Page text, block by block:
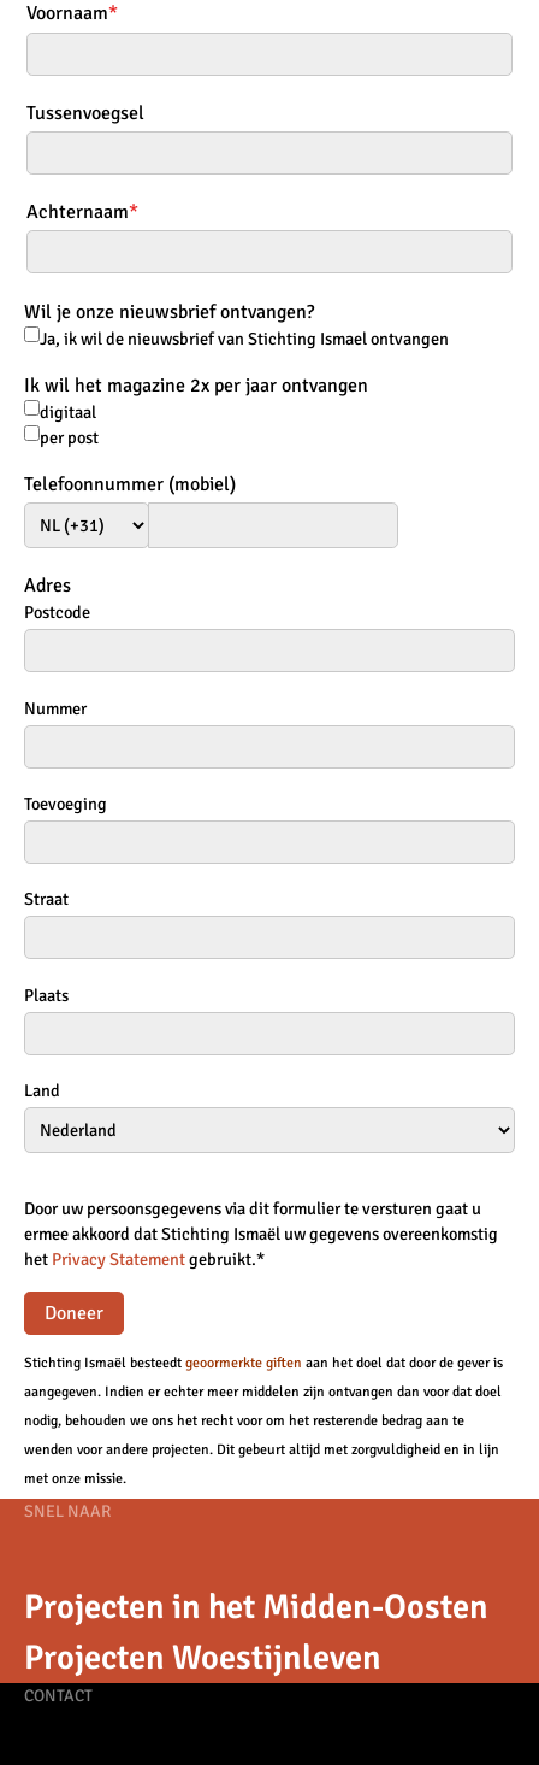
Voornaam*
Tussenvoegsel
Achternaam*
Wil je onze nieuwsbrief ontvangen?
Ja, ik wil de nieuwsbrief van Stichting Ismael ontvangen
Ik wil het magazine 2x per jaar ontvangen
digitaal
per post
Telefoonnummer (mobiel)
Adres
Postcode
Nummer
Toevoeging
Straat
Plaats
Land
Door uw persoonsgegevens via dit formulier te versturen gaat u
ermee akkoord dat Stichting Ismaël uw gegevens overeenkomstig
het Privacy Statementgebruikt.*
Doneer
Stichting Ismaël besteedt geoormerkte giften aan het doel dat door de gever is
aangegeven. Indien er echter meer middelen zijn ontvangen dan voor dat doel
nodig, behouden we ons het recht voor om het resterende bedrag aan te
wenden voor andere projecten. Dit gebeurt altijd met zorgvuldigheid en in lijn
met onze missie.
Footer
SNEL NAAR
Projecten in het Midden-Oosten
Projecten Woestijnleven
CONTACT